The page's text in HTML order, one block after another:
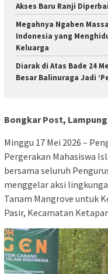
Akses Baru Ranji
Megahnya Ngaben
Indonesia yang
Keluarga
Diarak di Atas Bade 24
Besar Balinuraga Jadi
Bongkar Post,
Minggu 17 Mei 2026 –
Pergerakan Mahasiswa
bersama seluruh
menggelar aksi
Tanam Mangrove untuk
Pasir, Kecamatan